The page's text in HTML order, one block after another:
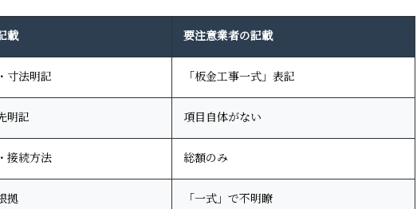
載 要注意業者の記載
寸法明記 「板金工事一式」表記
明記 項目自体がない
接続方法 総額のみ
拠 「一式」で不明瞭